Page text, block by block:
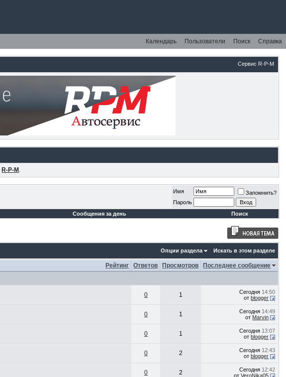
Календарь Пользователи Поиск Справка
Сервис R-P-M
R-P-M .
Имя
Запомнить?
Пароль
Сообщения за день Поиск
Опции раздела Искать в этом разделе
Рейтинг Ответов Просмотров
Последнее сообщение
0 1 Сегодня 14:50
отblogger
0 1 Сегодня 14:49
от Marvin
0 1 Сегодня 13:07
отblogger
0 2 Сегодня 12:43
отblogger
0 2 Сегодня 12:42
отVeroNika05